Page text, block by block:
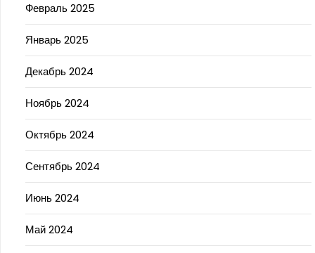
Февраль 2025
Январь 2025
Декабрь 2024
Ноябрь 2024
Октябрь 2024
Сентябрь 2024
Июнь 2024
Май 2024